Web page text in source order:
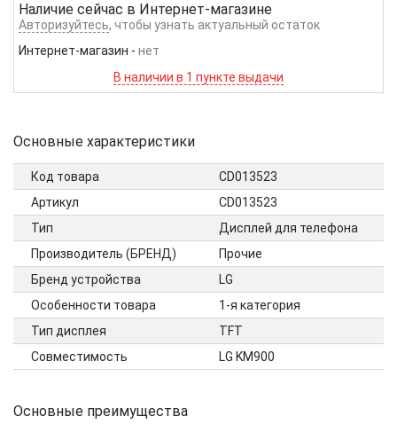
Наличие сейчас в Интернет-магазине
Авторизуйтесь, чтобы узнать актуальный остаток
Интернет-магазин - нет
В наличии в 1 пункте выдачи
Основные характеристики
Код товара
CD013523
Артикул
CD013523
Тип
Дисплей для телефона
Производитель (БРЕНД)
Прочие
Бренд устройства
LG
Особенности товара
1-я категория
Тип дисплея
TFT
Совместимость
LG KM900
Основные преимущества